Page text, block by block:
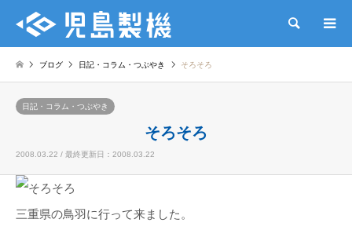
検索
ブログ 日記・コラム・つぶやき そろそろ
日記・コラム・つぶやき
そろそろ
2008.03.22 / 最終更新日：2008.03.22
三重県の鳥羽に行って来ました。